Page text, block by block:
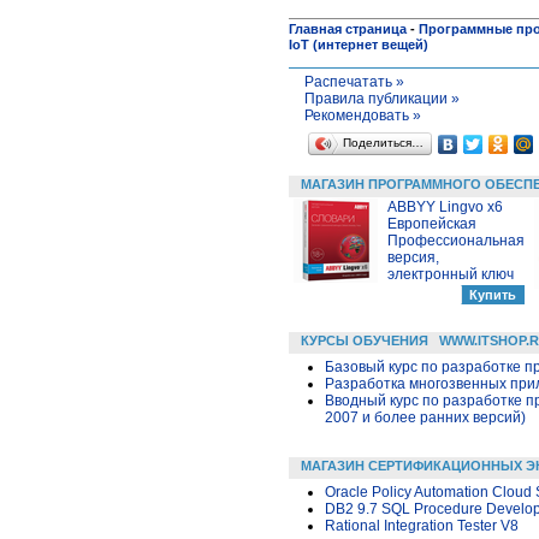
Главная страница - Программные
IoT (интернет вещей)
Распечатать »
Правила публикации »
Рекомендовать »
Поделиться…
МАГАЗИН ПРОГРАММНОГО
ABBYY Lingvo x6
Европейская
Профессиональная
версия,
электронный ключ
КУРСЫ ОБУЧЕНИЯ
Базовый курс по разработке
Разработка многозвенных
Вводный курс по разработке
2007 и более ранних версий)
МАГАЗИН СЕРТИФИКАЦИОННЫХ
Oracle Policy Automation
DB2 9.7 SQL Procedure
Rational Integration Tester V8